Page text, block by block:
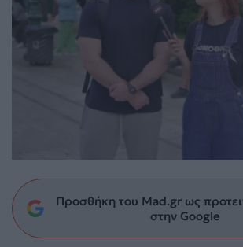
Προσθήκη του Mad.gr ως
στην Google